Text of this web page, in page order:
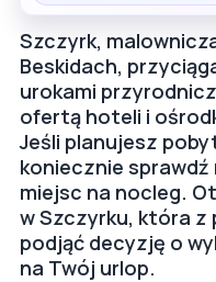
Szczyrk,
Beskidach,
urokami
ofertą hoteli i
Jeśli planujesz
koniecznie
miejsc na nocleg.
w Szczyrku, która z
podjąć decyzję o
na Twój urlop.